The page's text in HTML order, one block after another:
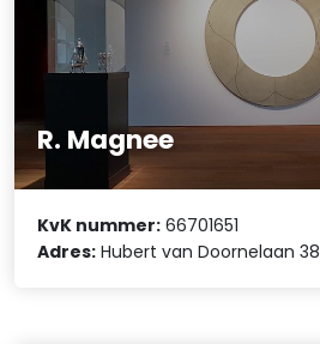
R. Magnee
KvK nummer: 66701651
Adres: Hubert van Doornelaan 38